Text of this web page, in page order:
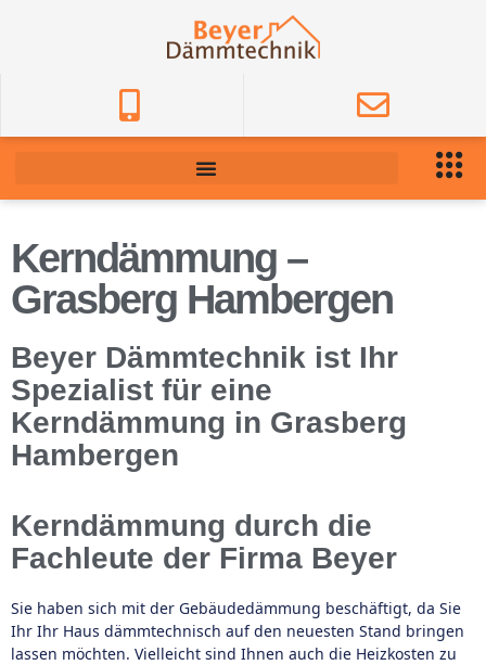
Kerndämmung –
Grasberg Hambergen
Beyer Dämmtechnik ist Ihr
Spezialist für eine
Kerndämmung in Grasberg
Hambergen
Kerndämmung durch die
Fachleute der Firma Beyer
Sie haben sich mit der Gebäudedämmung beschäftigt, da Sie
Ihr Ihr Haus dämmtechnisch auf den neuesten Stand bringen
lassen möchten. Vielleicht sind Ihnen auch die Heizkosten zu